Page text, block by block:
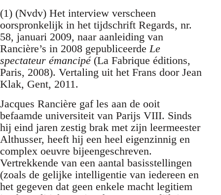
(1) (Nvdv) Het interview verscheen
oorspronkelijk in het tijdschrift Regards, nr.
58, januari 2009, naar aanleiding van
Rancière’s in 2008 gepubliceerdeLe
spectateur émancipé(La Fabrique éditions,
Paris, 2008). Vertaling uit het Frans door Jean
Klak, Gent, 2011.
Jacques Rancière gaf les aan de ooit
befaamde universiteit van Parijs VIII. Sinds
hij eind jaren zestig brak met zijn leermeester
Althusser, heeft hij een heel eigenzinnig en
complex oeuvre bijeengeschreven.
Vertrekkende van een aantal basisstellingen
(zoals de gelijke intelligentie van iedereen en
het gegeven dat geen enkele macht legitiem